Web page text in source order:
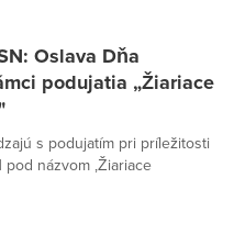
Oslava Dňa
podujatia „Žiariace
s podujatím pri príležitosti
názvom ‚Žiariace